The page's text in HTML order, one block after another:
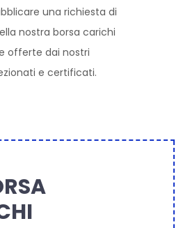
una richiesta di
nostra borsa carichi
offerte dai nostri
e certificati.